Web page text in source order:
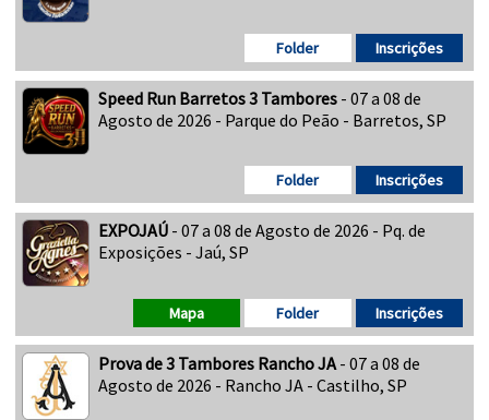
Inscrições
Folder
Speed Run Barretos 3 Tambores - 07 a 08 de
Agosto de 2026 - Parque do Peão - Barretos, SP
Inscrições
Folder
EXPOJAÚ - 07 a 08 de Agosto de 2026 - Pq. de
Exposições - Jaú, SP
Inscrições
Folder
Mapa
Prova de 3 Tambores Rancho JA - 07 a 08 de
Agosto de 2026 - Rancho JA - Castilho, SP